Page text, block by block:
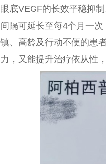
眼底VEGF的长效平稳抑
间隔可延长至每4个月一
镇、高龄及行动不便的患
力，又能提升治疗依从性